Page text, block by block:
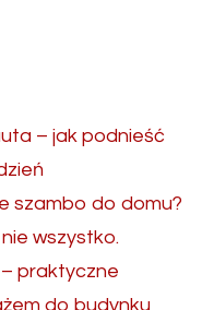
– jak podnieść
szambo do domu?
wszystko.
praktyczne
do budynku